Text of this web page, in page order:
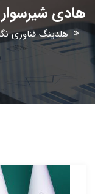
هادی شیرسوار
هلدینگ فناوری